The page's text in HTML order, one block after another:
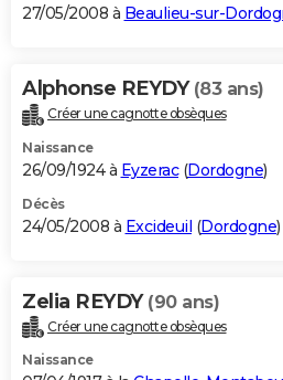
27/05/2008 à Beaulieu-sur-
Alphonse REYDY (83 ans)
Créer une cagnotte obsèques
Naissance
26/09/1924 à Eyzerac(Dordogne)
Décès
24/05/2008 à Excideuil (Dordogne)
Zelia REYDY (90 ans)
Créer une cagnotte obsèques
Naissance